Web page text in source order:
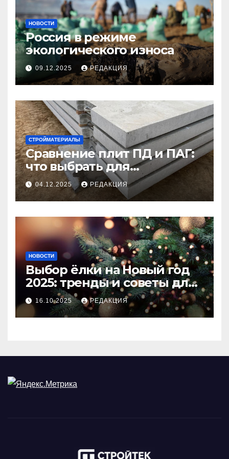
НОВОСТИ
Россия в режиме
экологического износа
09.12.2025 РЕДАКЦИЯ
СТРОЙМАТЕРИАЛЫ
Сравнение плит ПД и ПАГ:
что выбрать для
долговечного и прочного
покрытия
04.12.2025 РЕДАКЦИЯ
НОВОСТИ
Выбор ёлки на Новый год
2025: тренды и советы для
идеального праздника
16.10.2025 РЕДАКЦИЯ